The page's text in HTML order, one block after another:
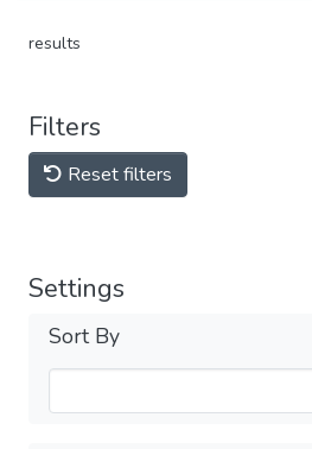
results
Filters
Reset filters
Settings
Sort By